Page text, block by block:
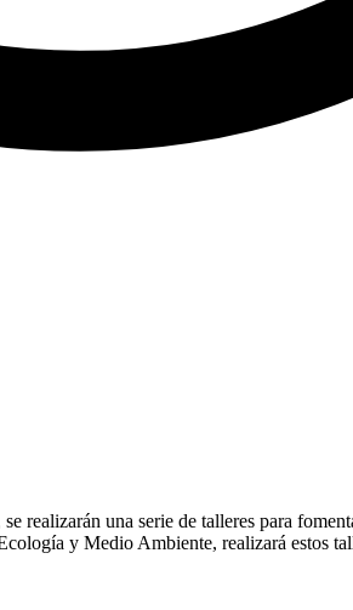
se realizarán una serie de talleres para
y Medio Ambiente, realizará estos